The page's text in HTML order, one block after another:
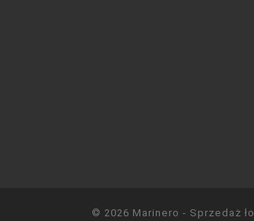
© 2026 Marinero - Sprzedaż